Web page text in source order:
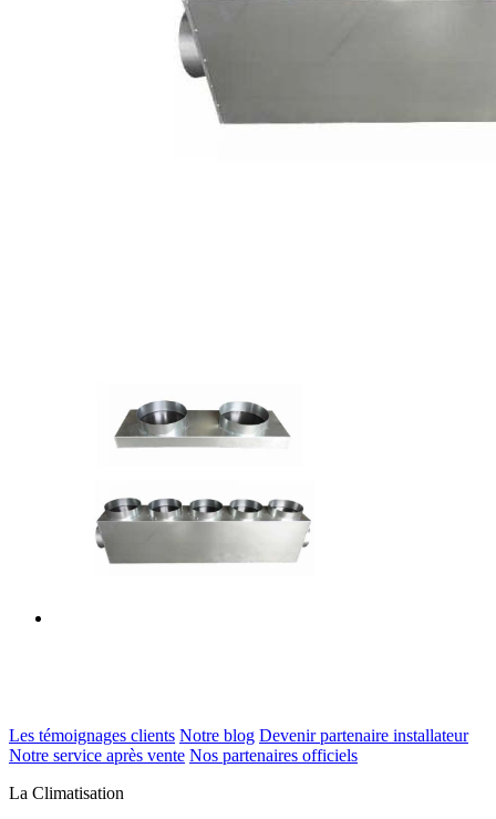
Les témoignages clients Notre blog Devenir partenaire installateur
Notre service après vente Nos partenaires officiels
La Climatisation